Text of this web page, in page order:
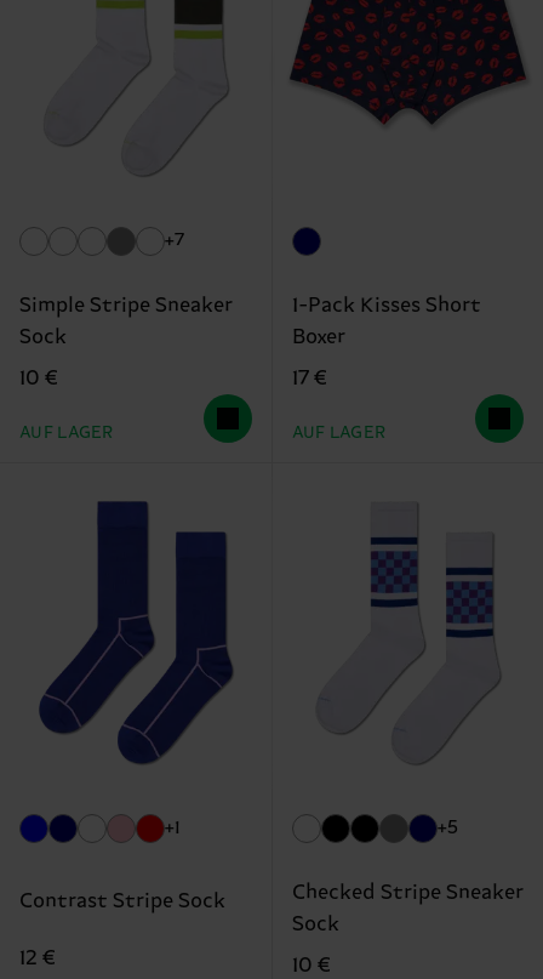
+7
Simple Stripe Sneaker
Sock
10 €
AUF LAGER
1-Pack Kisses Short
Boxer
17 €
AUF LAGER
+1
Contrast Stripe Sock
12 €
+5
Checked Stripe Sneaker
Sock
10 €